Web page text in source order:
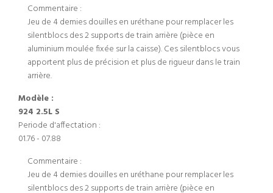
Commentaire :
Jeu de 4 demies douilles en uréthane pour remplacer les
silentblocs des 2 supports de train arrière (pièce en
aluminium moulée fixée sur la caisse). Ces silentblocs vous
apportent plus de précision et plus de rigueur dans le train
arrière.
Modèle :
924 2.5L S
Periode d'affectation :
01.76 - 07.88
Commentaire :
Jeu de 4 demies douilles en uréthane pour remplacer les
silentblocs des 2 supports de train arrière (pièce en